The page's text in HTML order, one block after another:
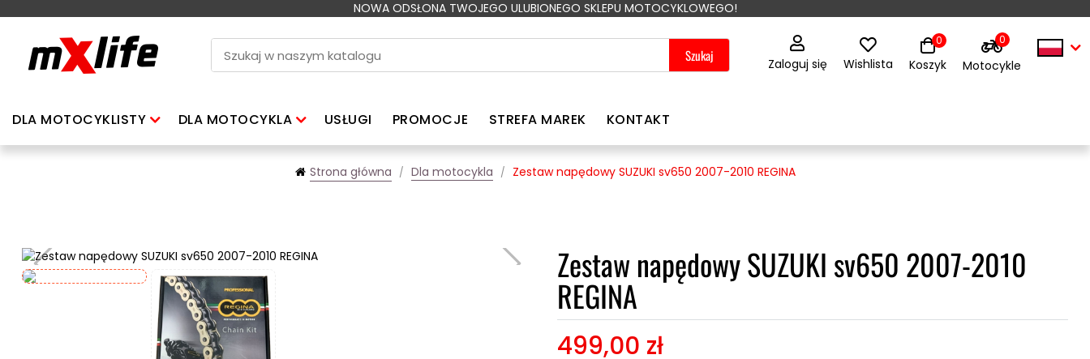
NOWA ODSŁONA TWOJEGO ULUBIONEGO SKLEPU MOTOCYKLOWEGO!
Szukaj Zaloguj się Wishlista Koszyk
0 0
Motocykle
DLA MOTOCYKLISTY DLA MOTOCYKLA USŁUGI PROMOCJE STREFA MAREK KONTAKT
Strona główna Dla motocykla Zestaw napędowy SUZUKI sv650 2007-2010 REGINA
Zestaw napędowy SUZUKI sv650 2007-2010
REGINA
499,00 zł